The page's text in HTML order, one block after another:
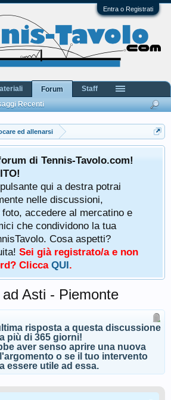
Entra o Registrati
ed allenarsi
di Tennis-Tavolo.com!
qui a destra potrai
nelle discussioni,
accedere al mercatino e
che condividono la tua
Cosa aspetti?
Sei già registrato/a e non
Clicca QUI.
Asti - Piemonte
risposta a questa discussione
più di 365 giorni!
aver senso aprire una nuova
o se il tuo intervento
essere utile ad essa.
Forum
Recenti
Staff